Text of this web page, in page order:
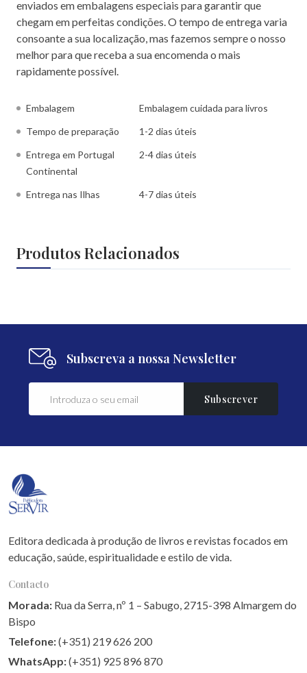
enviados em embalagens especiais para garantir que
chegam em perfeitas condições. O tempo de entrega varia
consoante a sua localização, mas fazemos sempre o nosso
melhor para que receba a sua encomenda o mais
rapidamente possível.
Embalagem
Embalagem cuidada para livros
Tempo de preparação
1-2 dias úteis
Entrega em Portugal
Continental
2-4 dias úteis
Entrega nas Ilhas 4-7 dias úteis
Produtos Relacionados
Subscreva a nossa Newsletter
Subscrever
Editora dedicada à produção de livros e revistas focados em
educação, saúde, espiritualidade e estilo de vida.
Contacto
Morada: Rua da Serra, nº 1 – Sabugo, 2715-398 Almargem do
Bispo
Telefone:(+351) 219 626 200
WhatsApp:(+351) 925 896 870